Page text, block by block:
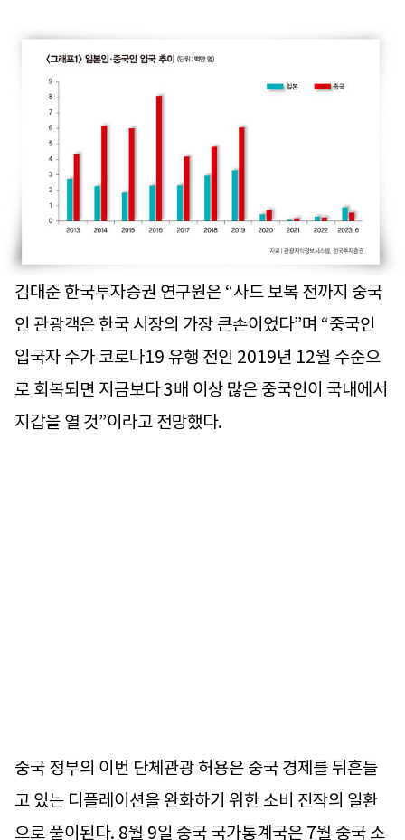
김대준 한국투자증권 연구원은 “사드 보복 전까지 중국
인 관광객은 한국 시장의 가장 큰손이었다”며 “중국인
입국자 수가 코로나19 유행 전인 2019년 12월 수준으
로 회복되면 지금보다 3배 이상 많은 중국인이 국내에서
지갑을 열 것”이라고 전망했다.
중국 정부의 이번 단체관광 허용은 중국 경제를 뒤흔들
고 있는 디플레이션을 완화하기 위한 소비 진작의 일환
으로 풀이된다. 8월 9일 중국 국가통계국은 7월 중국 소